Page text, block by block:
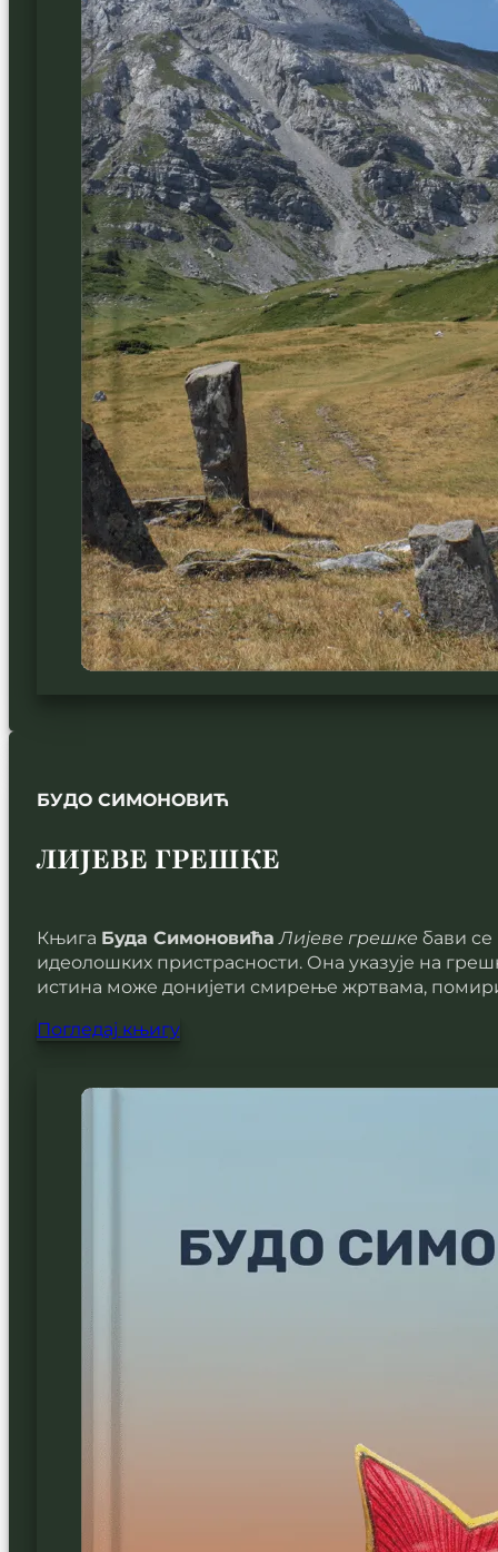
ЛИЈЕВЕ ГРЕШКЕ
БУДО СИМОНОВИЋ
Књига Буда Симоновића Лијеве грешке бави се
идеолошких пристрасности. Она указује на
истина може донијети смирење жртвама,
Погледај књигу